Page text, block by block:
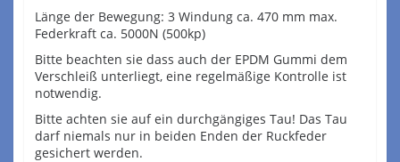
Länge der Bewegung: 3 Windung ca. 470 mm max.
Federkraft ca. 5000N (500kp)
Bitte beachten sie dass auch der EPDM Gummi dem
Verschleiß unterliegt, eine regelmäßige Kontrolle ist
notwendig.
Bitte achten sie auf ein durchgängiges Tau! Das Tau
darf niemals nur in beiden Enden der Ruckfeder
gesichert werden.